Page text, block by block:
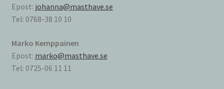
Epost: johanna@masthave.se
Tel: 0768-38 10 10
Marko Kemppainen
Epost: marko@masthave.se
Tel: 0725-06 11 11